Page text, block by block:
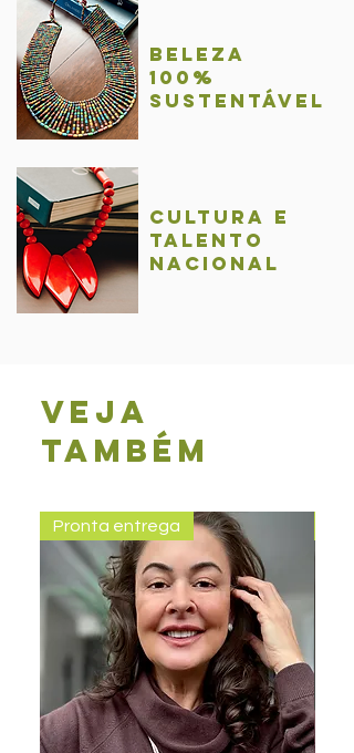
BelezA
100%
sustentável
Cultura e
talentO
nacional
Veja
também
Pronta entrega